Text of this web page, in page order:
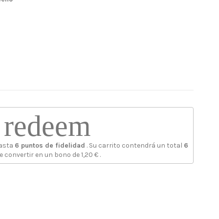
redeem
6 puntos de fidelidad . Su carrito contendrá un total 6
convertir en un bono de1,20 € .